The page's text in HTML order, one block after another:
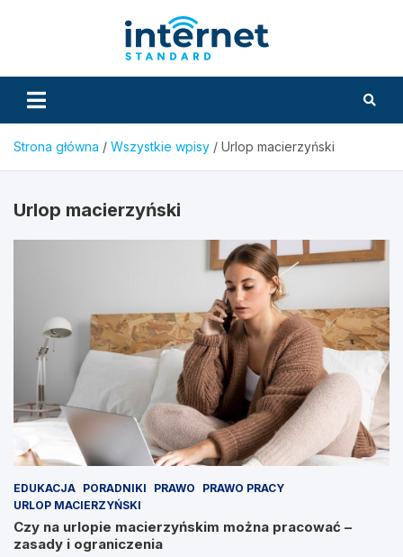
Strona główna Wszystkie wpisy Urlop macierzyński
Urlop macierzyński
EDUKACJA PORADNIKI PRAWO
PRAWO PRACY
URLOP MACIERZYŃSKI
Czy na urlopie macierzyńskim można pracować –
zasady i ograniczenia